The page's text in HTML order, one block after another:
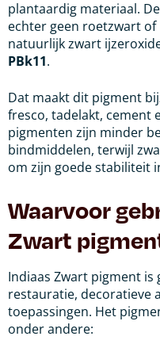
plantaardig materiaal.
echter geen roetzwart
natuurlijk zwart
PBk11.
Dat maakt dit pigment
fresco, tadelakt, cement
pigmenten zijn minder
bindmiddelen, terwijl
om zijn goede stabiliteit
Waarvoor
Zwart
Indiaas Zwart pigment is
restauratie, decoratieve
toepassingen. Het
onder andere: